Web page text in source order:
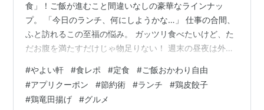
食」！ご飯が進むこと間違いなしの豪華なラインナッ
プ。 「今日のランチ、何にしようかな…」 仕事の合間、
ふと訪れるこの至福の悩み。 ガッツリ食べたいけど、た
だお腹を満たすだけじゃ物足りない！ 週末の昼夜は外食
が、せっかくなら賢くお得に楽しみたいと常に考えてい
ます。 そんな時、私の脳裏に浮かんだのは、「ご飯おか
わり自由」という、食いしん坊の心を鷲掴みにする魅惑
#やよい軒 #食レポ #定食 #ご飯おかわり自由
#アプリクーポン #節約術 #ランチ #鶏皮餃子
#鶏竜田揚げ #グルメ